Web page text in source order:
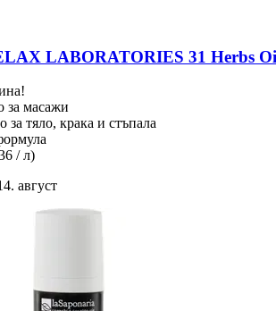
LABORATORIES 31 Herbs
за масажи
за тяло, крака и стъпала
/ л)
август